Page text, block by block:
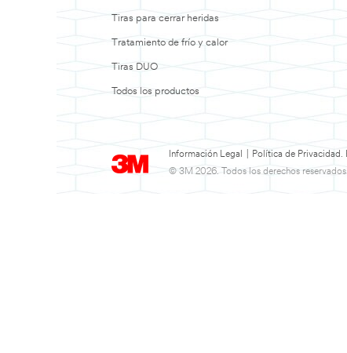
Tiras para cerrar heridas
Tratamiento de frío y calor
Tiras DUO
Todos los productos
Información Legal Política de Privacidad.
© 3M 2026. Todos los derechos reservados.